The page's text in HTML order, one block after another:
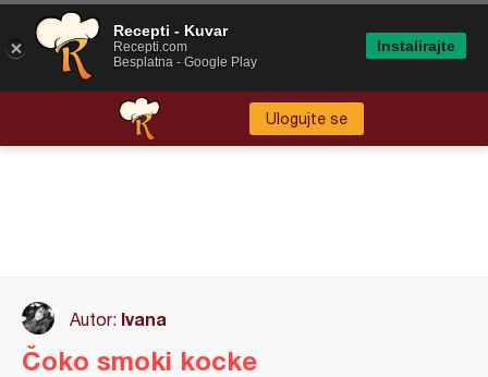
Ulogujte se
Autor: Ivana
Čoko smoki kocke
Recepti - Kuvar
Recepti.com
Besplatna - Google Play
Instalirajte